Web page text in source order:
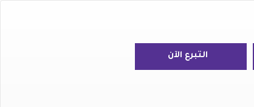
التبرع الآن